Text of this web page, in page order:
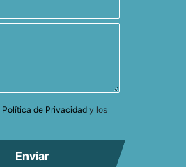
Política de Privacidad y los
Enviar